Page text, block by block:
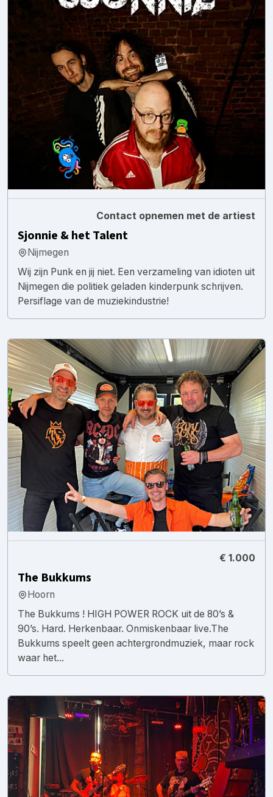
Contact opnemen met de artiest
Sjonnie & het Talent
Nijmegen
Wij zijn Punk en jij niet. Een verzameling van idioten uit
Nijmegen die politiek geladen kinderpunk schrijven.
Persiflage van de muziekindustrie!
€ 1.000
The Bukkums
Hoorn
The Bukkums ! HIGH POWER ROCK uit de 80’s &
90’s. Hard. Herkenbaar. Onmiskenbaar live.The
Bukkums speelt geen achtergrondmuziek, maar rock
waar het...